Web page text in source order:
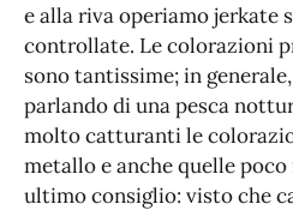
e alla riva operiamo jerkate
controllate. Le colorazioni
sono tantissime; in
parlando di una pesca
molto catturanti le
metallo e anche quelle
ultimo consiglio: visto che